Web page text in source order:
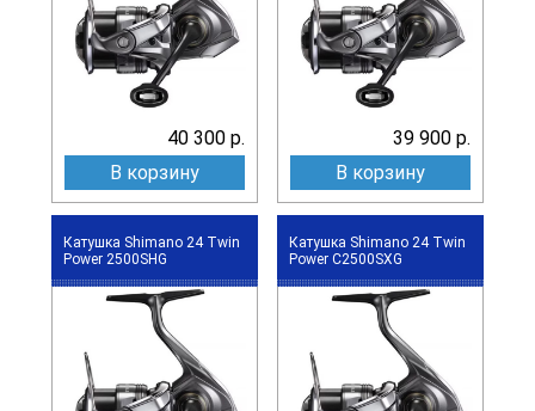
40 300 р.
В корзину
39 900 р.
В корзину
Катушка Shimano 24 Twin
Power 2500SHG
Катушка Shimano 24 Twin
Power C2500SXG